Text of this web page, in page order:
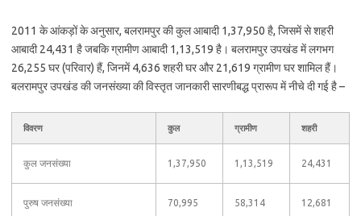
2011 के आंकड़ों के अनुसार, बलरामपुर की कुल आबादी 1,37,950 है, जिसमें से शहरी
आबादी 24,431 है जबकि ग्रामीण आबादी 1,13,519 है। बलरामपुर उपखंड में लगभग
26,255 घर (परिवार) हैं, जिनमें 4,636 शहरी घर और 21,619 ग्रामीण घर शामिल हैं।
बलरामपुर उपखंड की जनसंख्या की विस्तृत जानकारी सारणीबद्ध प्रारूप में नीचे दी गई है –
विवरण कुल ग्रामीण शहरी
कुल जनसंख्या 1,37,950 1,13,519 24,431
पुरुष जनसंख्या 70,995 58,314 12,681